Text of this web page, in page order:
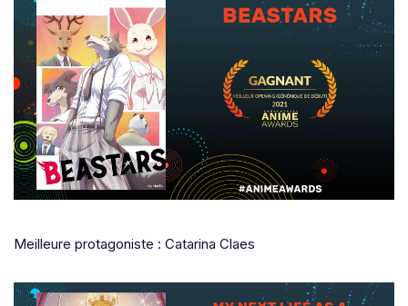
Meilleure protagoniste : Catarina Claes